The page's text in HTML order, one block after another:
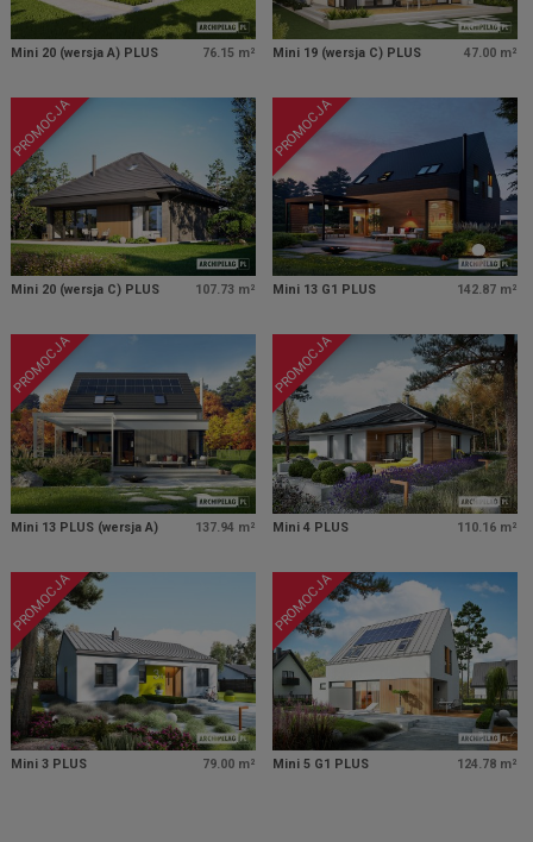
Mini 20 (wersja A) PLUS 76.15 m² Mini 19 (wersja C) PLUS 47.00 m²
PROMOCJA
Mini 20 (wersja C) PLUS 107.73 m²
PROMOCJA
Mini 13 G1 PLUS 142.87 m²
PROMOCJA
Mini 13 PLUS (wersja A) 137.94 m²
PROMOCJA
Mini 4 PLUS 110.16 m²
PROMOCJA
Mini 3 PLUS 79.00 m²
PROMOCJA
Mini 5 G1 PLUS 124.78 m²